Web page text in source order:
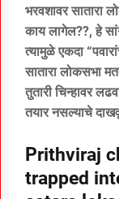
भरवशावर सातारा
काय लागेल??, हे
त्यामुळे एकदा
सातारा लोकसभा
तुतारी चिन्हावर
तयार नसल्याचे
Prithviraj
trapped